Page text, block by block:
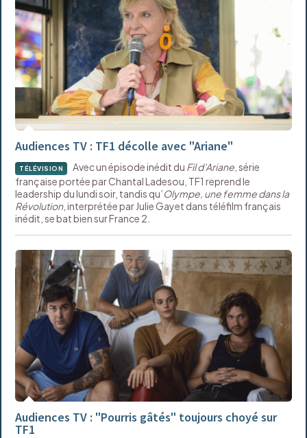
Audiences TV : TF1 décolle avec "Ariane"
TÉLÉVISION Avec un épisode inédit du Fil d’Ariane , série
française portée par Chantal Ladesou, TF1 reprend le
leadership du lundi soir, tandis qu’Olympe, une femme dans la
Révolution, interprétée par Julie Gayet dans téléfilm français
inédit, se bat bien sur France 2.
Audiences TV : "Pourris gâtés" toujours choyé sur
TF1